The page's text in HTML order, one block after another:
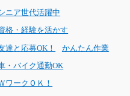
ニア世代活躍中
格・経験を活かす
達と応募OK！ かんたん作業
・バイク通勤OK
ワークＯＫ！